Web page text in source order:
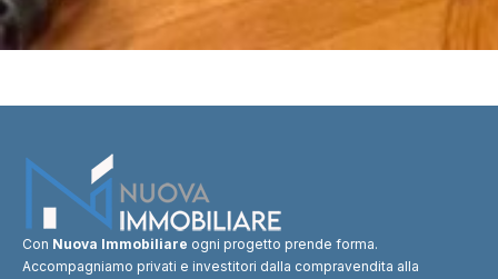
Con Nuova Immobiliare ogni progetto prende forma.
Accompagniamo privati e investitori dalla compravendita alla